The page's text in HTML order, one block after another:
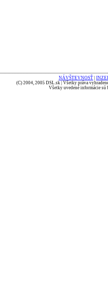
NÁVŠTEVNOSŤ
(C) 2004, 2005 DSL.sk | Všetky práva
Všetky uvedené informácie sú